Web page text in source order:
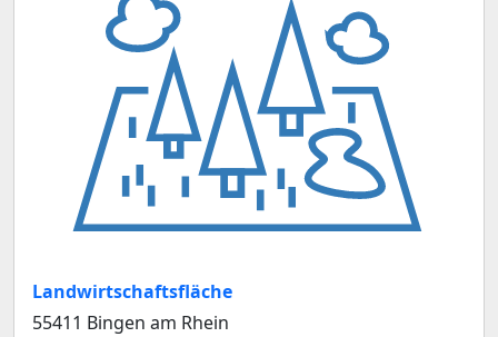
Landwirtschaftsfläche
55411 Bingen am Rhein